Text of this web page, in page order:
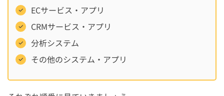
ECサービス・アプリ
CRMサービス・アプリ
分析システム
その他のシステム・アプリ